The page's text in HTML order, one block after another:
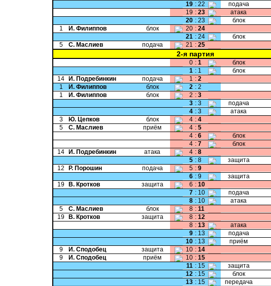
19 : 22 подача
19 : 23 атака
20 : 23 блок
1
И. Филиппов блок 20 : 24
21 : 24 блок
5
С. Маслиев подача 21 : 25
2-я партия
0 : 1 блок
1 : 1 блок
14
И. Подребинкин подача 1 : 2
1
И. Филиппов блок 2 : 2
1
И. Филиппов блок 2 : 3
3 : 3 подача
4 : 3 атака
3
Ю. Цепков блок 4 : 4
5
С. Маслиев приём 4 : 5
4 : 6 блок
4 : 7 блок
14
И. Подребинкин атака 4 : 8
5 : 8 защита
12
Р. Порошин подача 5 : 9
6 : 9 защита
19
В. Кротков защита 6 : 10
7 : 10 подача
8 : 10 атака
5
С. Маслиев блок 8 : 11
19
В. Кротков защита 8 : 12
8 : 13 атака
9 : 13 подача
10 : 13 приём
9
И. Сподобец защита 10 : 14
9
И. Сподобец приём 10 : 15
11 : 15 защита
12 : 15 блок
13 : 15 передача